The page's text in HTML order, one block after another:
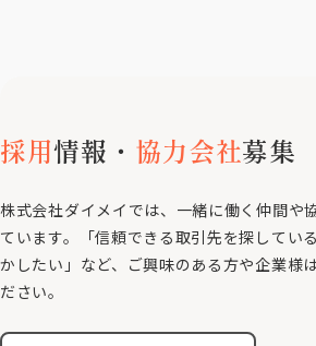
採用情報・ 協力会社募集
株式会社ダイメイでは、一緒に働く仲間や
ています。「信頼できる取引先を探してい
かしたい」など、ご興味のある方や企業様
ださい。